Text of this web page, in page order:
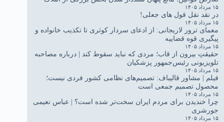
۱۵ مرداد ۱۴۰۵
در نقد نقل قول های جعلی!
۱۵ مرداد ۱۴۰۵
معمای ترور لاریجانی: از ادعای سردار کوثری تا تکذیب خانواده و
پیگیری قوه قضاییه
۱۵ مرداد ۱۴۰۵
حقیقتِ بیرون از قاب؛ مردی که نباید سقوط کند | درباره مصاحبه
تلویزیونی رئیس‌جمهور پزشکیان
۱۵ مرداد ۱۴۰۵
فیلم | مشاور قالیباف: تصمیم‌های نظامی کشور فردی نیست؛
محصول تصمیم جمعی است
۱۵ مرداد ۱۴۰۵
چرا خندیدن برای مردم ایران سخت‌تر شده است؟ | عباس نعیمی
جورشری
۱۵ مرداد ۱۴۰۵